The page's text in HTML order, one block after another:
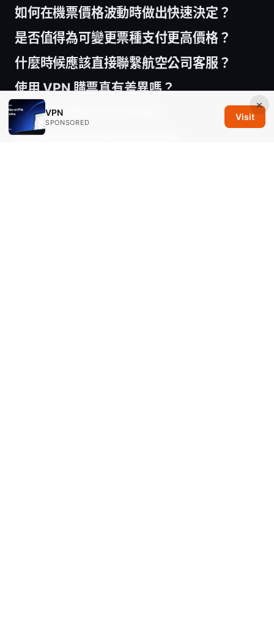
如何在機票價格波動時做出快速決定？
是否值得為可變更票種支付更高價格？
什麼時候應該直接聯繫航空公司客服？
使用 VPN 購票真有差異嗎？
如何避免購票陷阱與詐騙？
退票與改票的費用通常有哪些？
×
VPN
SPONSORED
Visit